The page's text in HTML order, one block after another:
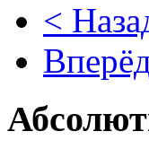
<